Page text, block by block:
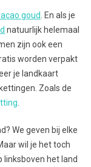
goud
. En als je
natuurlijk helemaal
zijn ook een
worden verpakt
je landkaart
Zoals de
We geven bij elke
wil je het toch
linksboven het land